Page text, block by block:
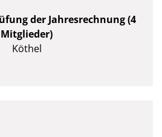
der Jahresrechnung (4
Mitglieder)
Köthel